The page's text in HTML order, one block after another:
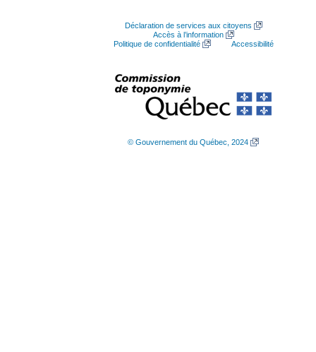
Déclaration de services aux citoyens
Accès à l’information
Politique de confidentialité
Accessibilité
© Gouvernement du Québec, 2024